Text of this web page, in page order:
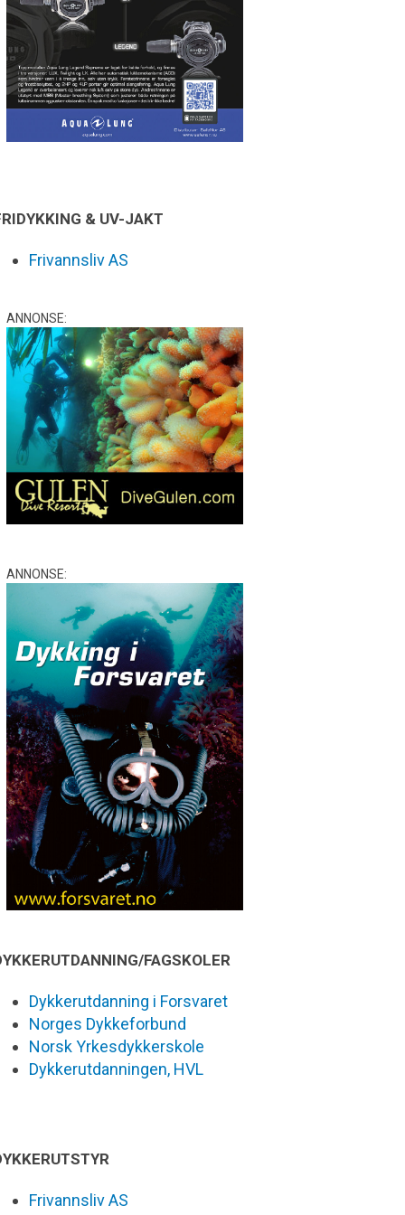
& UV-JAKT
Frivannsliv AS
ANNONSE:
ANNONSE:
FAGSKOLER
Dykkerutdanning i Forsvaret
Norges Dykkeforbund
Norsk Yrkesdykkerskole
Dykkerutdanningen, HVL
Frivannsliv AS